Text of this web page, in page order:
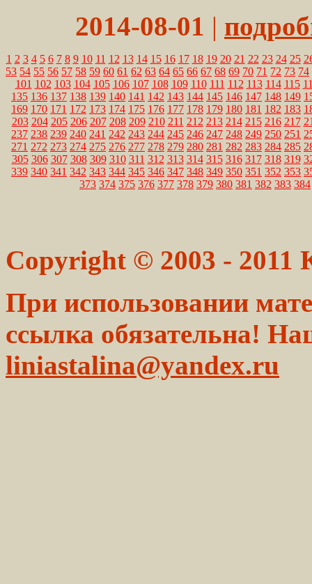
2014-08-01 |
1 2 3 4 5 6 7 8 9 10 11 12 13 14 15 16 17 18 19 20 21 22 23 24 25
53 54 55 56 57 58 59 60 61 62 63 64 65 66 67 68 69 70 71 72 73 74
101 102 103 104 105 106 107 108 109 110 111 112 113 114 115
135 136 137 138 139 140 141 142 143 144 145 146 147 148 149
169 170 171 172 173 174 175 176 177 178 179 180 181 182 183
203 204 205 206 207 208 209 210 211 212 213 214 215 216 217
237 238 239 240 241 242 243 244 245 246 247 248 249 250 251
271 272 273 274 275 276 277 278 279 280 281 282 283 284 285
305 306 307 308 309 310 311 312 313 314 315 316 317 318 319
339 340 341 342 343 344 345 346 347 348 349 350 351 352 353
373 374 375 376 377 378 379 380 381 382 383 384
Copyright © 2003 - 2011
При использовании
ссылка обязательна!
liniastalina@yandex.ru